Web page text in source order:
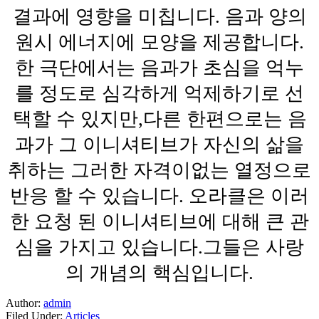
결과에 영향을 미칩니다. 음과 양의
원시 에너지에 모양을 제공합니다.
한 극단에서는 음과가 초심을 억누
를 정도로 심각하게 억제하기로 선
택할 수 있지만,다른 한편으로는 음
과가 그 이니셔티브가 자신의 삶을
취하는 그러한 자격이없는 열정으로
반응 할 수 있습니다. 오라클은 이러
한 요청 된 이니셔티브에 대해 큰 관
심을 가지고 있습니다.그들은 사랑
의 개념의 핵심입니다.
Author: admin
Filed Under: Articles